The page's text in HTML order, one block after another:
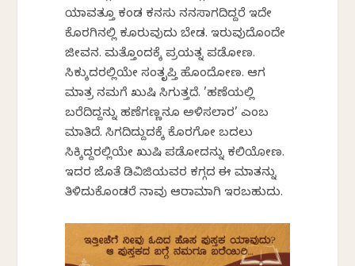
ಯಾವತ್ತೂ ಕಂಡ ಕನಸು ನನಸಾಗದಿದ್ದರೆ ಇದೇ
ಕೊರಗಿನಲ್ಲಿ ಕೂರುವುದು ಬೇಡ. ಇರುವುದೊಂದೇ
ಜೀವನ. ಮತ್ತೊಂದಕ್ಕೆ ಪ್ರಯತ್ನ ಪಡೋಣ.
ಸಿಕ್ಕುದರಲ್ಲಿಯೇ ಸಂತೃಪ್ತಿ ಹೊಂದೋಣ. ಆಗ
ಮಾತ್ರ ನಮಗೆ ಖುಷಿ ಸಿಗುತ್ತದೆ. ’ಹಣೆಯಲ್ಲಿ
ಬರೆದಿದ್ದನ್ನು ಹಣೆಗಣ್ಣನೂ ಅಳಿಸಲಾರ’ ಎಂಬ
ಮಾತಿದೆ. ಸಿಗದಿದ್ದುದಕ್ಕೆ ಕೊರಗೋ ಬದಲು
ಸಿಕ್ಕಿದ್ದರಲ್ಲಿಯೇ ಖುಷಿ ಪಡೋದನ್ನು ಕಲಿಯೋಣ.
ಇದರ ಜೊತೆ ಡಿವಿಜಿಯವರ ಕಗ್ಗದ ಈ ಮಾತನ್ನು
ತಿಳಿದುಕೊಂಡರೆ ನಾವು ಆರಾಮಾಗಿ ಇರಬಹುದು.